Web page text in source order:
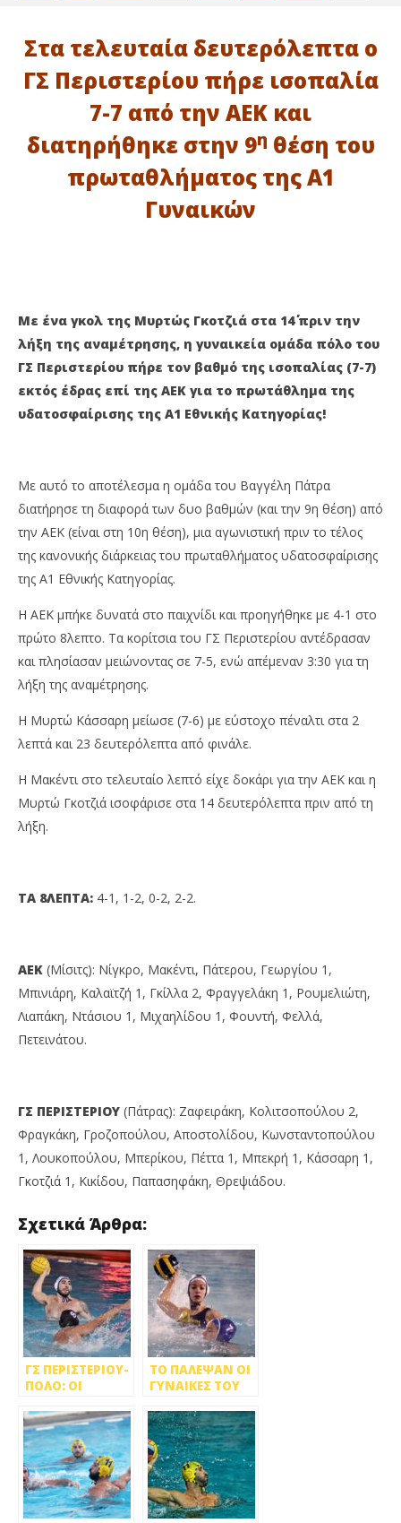
3
Απριλίου
maxitis-
online
Στα τελευταία δευτερόλεπτα ο
ΓΣ Περιστερίου πήρε ισοπαλία
7-7 από την ΑΕΚ και
διατηρήθηκε στην 9η θέση του
πρωταθλήματος της Α1
Γυναικών
Με ένα γκολ της Μυρτώς Γκοτζιά στα 14΄΄ πριν την
λήξη της αναμέτρησης, η γυναικεία ομάδα πόλο του
ΓΣ Περιστερίου πήρε τον βαθμό της ισοπαλίας (7-7)
εκτός έδρας επί της ΑΕΚ για το πρωτάθλημα της
υδατοσφαίρισης της Α1 Εθνικής Κατηγορίας!
Με αυτό το αποτέλεσμα η ομάδα του Βαγγέλη Πάτρα
διατήρησε τη διαφορά των δυο βαθμών (και την 9η θέση) από
την ΑΕΚ (είναι στη 10η θέση), μια αγωνιστική πριν το τέλος
της κανονικής διάρκειας του πρωταθλήματος υδατοσφαίρισης
της Α1 Εθνικής Κατηγορίας.
Η ΑΕΚ μπήκε δυνατά στο παιχνίδι και προηγήθηκε με 4-1 στο
πρώτο 8λεπτο. Τα κορίτσια του ΓΣ Περιστερίου αντέδρασαν
και πλησίασαν μειώνοντας σε 7-5, ενώ απέμεναν 3:30 για τη
λήξη της αναμέτρησης.
Η Μυρτώ Κάσσαρη μείωσε (7-6) με εύστοχο πέναλτι στα 2
λεπτά και 23 δευτερόλεπτα από φινάλε.
Η Μακέντι στο τελευταίο λεπτό είχε δοκάρι για την ΑΕΚ και η
Μυρτώ Γκοτζιά ισοφάρισε στα 14 δευτερόλεπτα πριν από τη
λήξη.
ΤΑ 8ΛΕΠΤΑ: 4-1, 1-2, 0-2, 2-2.
ΑΕΚ (Μίσιτς): Νίγκρο, Μακέντι, Πάτερου, Γεωργίου 1,
Μπινιάρη, Καλαϊτζή 1, Γκίλλα 2, Φραγγελάκη 1, Ρουμελιώτη,
Λιαπάκη, Ντάσιου 1, Μιχαηλίδου 1, Φουντή, Φελλά,
Πετεινάτου.
ΓΣ ΠΕΡΙΣΤΕΡΙΟΥ (Πάτρας): Ζαφειράκη, Κολιτσοπούλου 2,
Φραγκάκη, Γροζοπούλου, Αποστολίδου, Κωνσταντοπούλου
1, Λουκοπούλου, Μπερίκου, Πέττα 1, Μπεκρή 1, Κάσσαρη 1,
Γκοτζιά 1, Κικίδου, Παπασηφάκη, Θρεψιάδου.
Σχετικά Άρθρα:
ΓΣ ΠΕΡΙΣΤΕΡΙΟΥ-
ΠΟΛΟ: ΟΙ
ΑΝΑΤΡΟΠΗ 10-9
ΤΟΝ
ΠΑΝΑΘΗΝΑΪΚΟ
ΤΟ ΠΑΛΕΨΑΝ ΟΙ
ΓΥΝΑΙΚΕΣ ΤΟΥ